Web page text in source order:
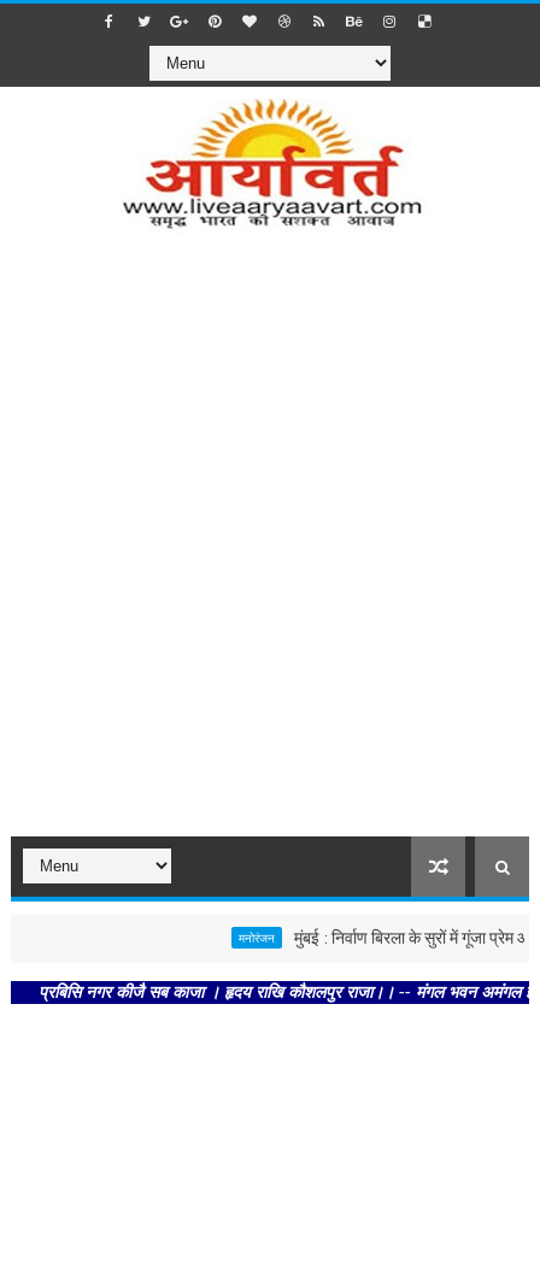
मुंबई : निर्वाण बिरला के सुरों में गूंजा प्रेम और
नगर कीजै सब काजा । हृदय राखि कौशलपुर राजा।। -- मंगल भवन अमंगल हारी।